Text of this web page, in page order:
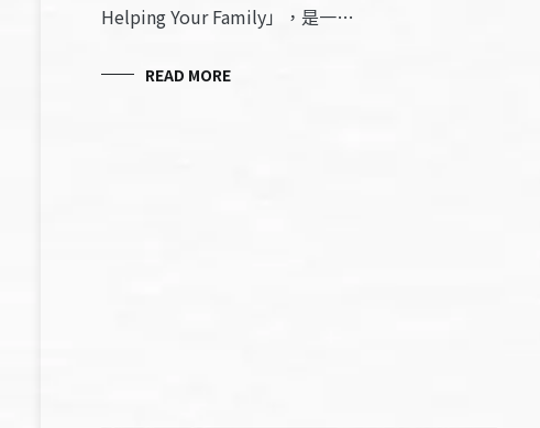
Helping Your Family」，是一…
READ MORE